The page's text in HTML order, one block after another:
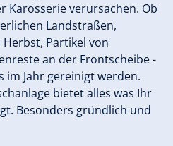
Karosserie verursachen. Ob
Landstraßen,
Partikel von
an der Frontscheibe -
im Jahr gereinigt werden.
bietet alles was Ihr
Besonders gründlich und